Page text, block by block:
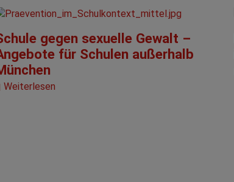
gegen sexuelle Gewalt –
für Schulen außerhalb
Weiterlesen